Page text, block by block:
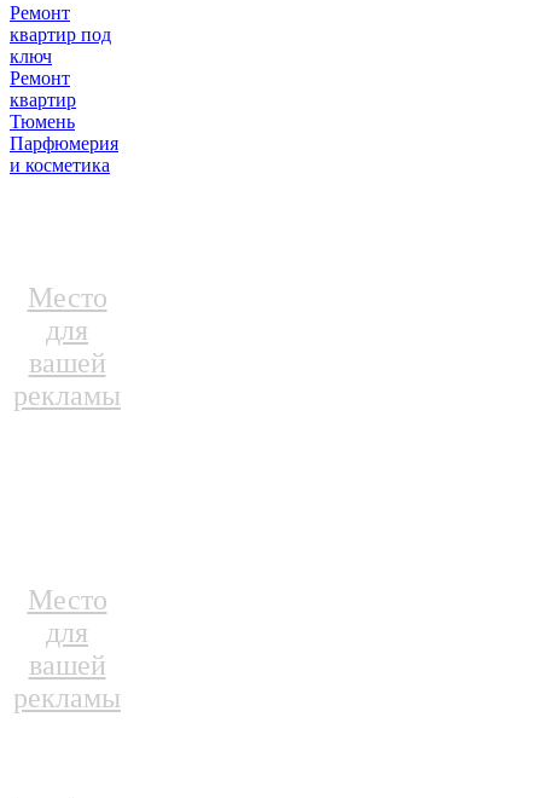
Ремонт
квартир под
ключ
Ремонт
квартир
Тюмень
Парфюмерия
и косметика
Место
для
вашей
рекламы
Место
для
вашей
рекламы